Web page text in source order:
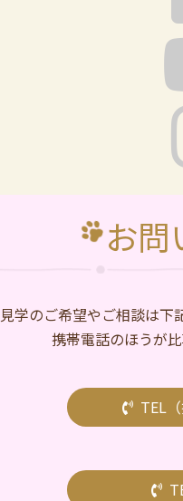
お問
⾒学のご希望やご相談は下
携帯電話のほうが
TEL